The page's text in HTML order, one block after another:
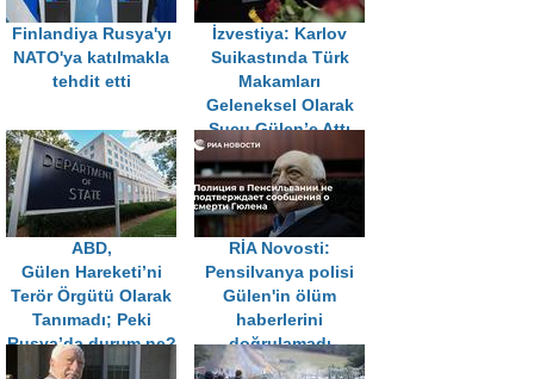
Finlandiya Rusya'yı
NATO'ya katılmakla
tehdit etti
İzvestiya: Karlov
Suikastında Türk
Makamları
Geleneksel Olarak
Suçu Gülen’e Attı
ABD,
Gülen Hareketi’ni
Terör Örgütü Olarak
Tanımadı; Peki
Rusya’da durum ne?
RİA Novosti:
Pensilvanya polisi
Gülen'in ölüm
haberlerini
doğrulamadı